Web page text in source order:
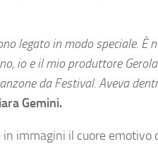
legato in modo speciale.
io e il mio produttore
da Festival. Aveva
Gemini.
in immagini il cuore emotivo